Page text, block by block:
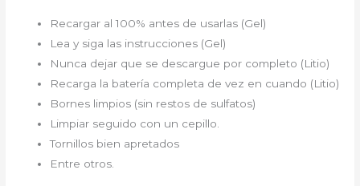
Recargar al 100% antes de usarlas (Gel)
Lea y siga las instrucciones (Gel)
Nunca dejar que se descargue por completo (Litio)
Recarga la batería completa de vez en cuando (Litio)
Bornes limpios (sin restos de sulfatos)
Limpiar seguido con un cepillo.
Tornillos bien apretados
Entre otros.